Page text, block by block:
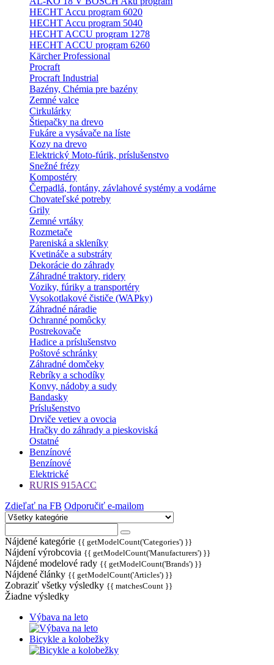
HECHT Accu program 6020
HECHT Accu program 5040
HECHT ACCU program 1278
HECHT ACCU program 6260
Kärcher Professional
Procraft
Procraft Industrial
Bazény, Chémia pre bazény
Zemné valce
Cirkulárky
Štiepačky na drevo
Fukáre a vysávače na líste
Kozy na drevo
Elektrický Moto-fúrik, príslušenstvo
Snežné frézy
Kompostéry
Čerpadlá, fontány, závlahové systémy a vodárne
Chovateľské potreby
Grily
Zemné vrtáky
Rozmetače
Pareniská a skleníky
Kvetináče a substráty
Dekorácie do záhrady
Záhradné traktory, ridery
Voziky, fúriky a transportéry
Vysokotlakové čističe (WAPky)
Záhradné náradie
Ochranné pomôcky
Postrekovače
Hadice a príslušenstvo
Poštové schránky
Záhradné domčeky
Rebríky a schodíky
Konvy, nádoby a sudy
Bandasky
Príslušenstvo
Drviče vetiev a ovocia
Hračky do záhrady a pieskoviská
Ostatné
Benzínové
Benzínové
Elektrické
RURIS 915ACC
Zdieľať na FB Odporučiť e-mailom
Nájdené kategórie {{ getModelCount('Categories') }}
Nájdení výrobcovia {{ getModelCount('Manufacturers') }}
Nájdené modelové rady {{ getModelCount('Brands') }}
Nájdené články {{ getModelCount('Articles') }}
Zobraziť všetky výsledky {{ matchesCount }}
Žiadne výsledky
Výbava na leto
Bicykle a kolobežky